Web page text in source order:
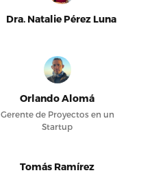
Dra. Natalie Pérez Luna
Orlando Alomá
Gerente de Proyectos en un
Startup
Tomás Ramírez